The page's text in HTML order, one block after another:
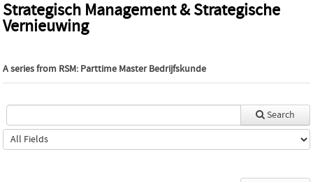
Strategisch Management & Strategische
Vernieuwing
A series from RSM: Parttime Master Bedrijfskunde
Search